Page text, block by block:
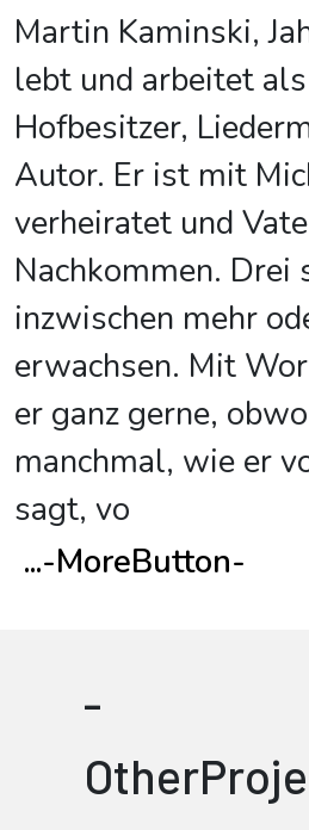
Martin Kaminski,
lebt und arbeitet
Hofbesitzer,
Autor. Er ist mit
verheiratet und
Nachkommen. Drei
inzwischen mehr
erwachsen. Mit
er ganz gerne,
manchmal, wie er
sagt, vo
...-MoreButton-
-